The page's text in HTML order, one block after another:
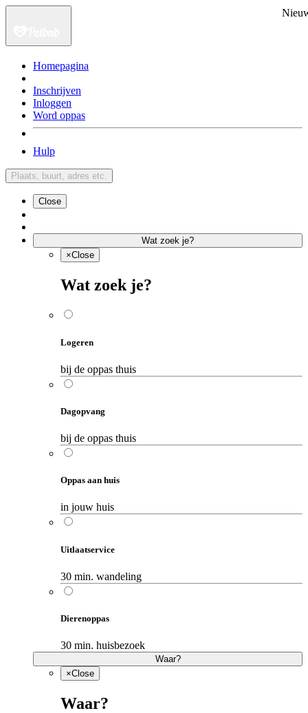
Homepagina
Inschrijven
Inloggen
Word oppas
Hulp
Plaats, buurt, adres etc.
Close
Wat zoek je?
×Close
Wat zoek je?
Logeren
bij de oppas thuis
Dagopvang
bij de oppas thuis
Oppas aan huis
in jouw huis
Uitlaatservice
30 min. wandeling
Dierenoppas
30 min. huisbezoek
Waar?
×Close
Waar?